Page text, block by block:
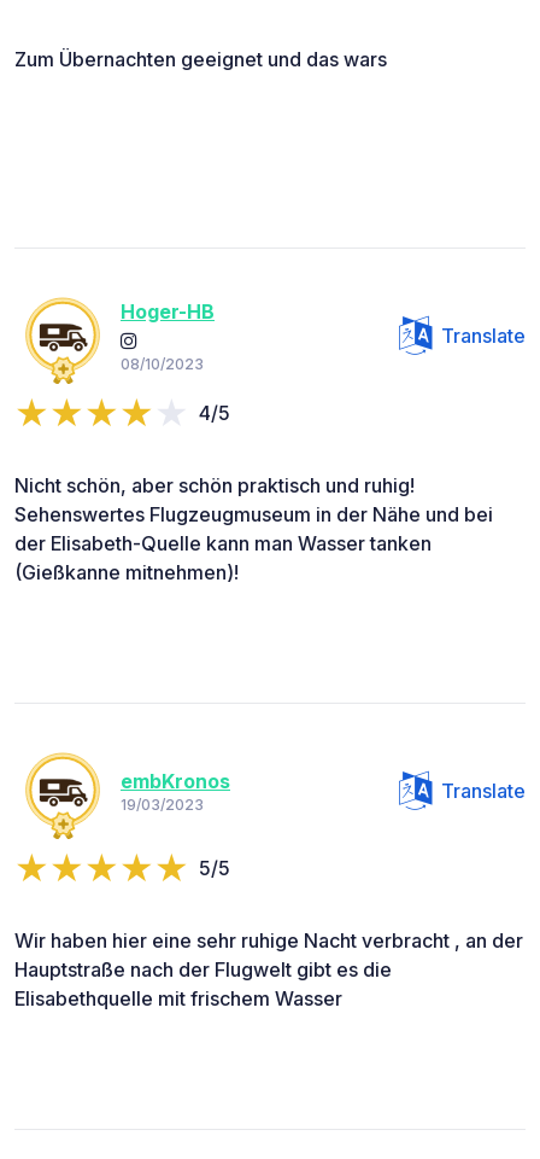
Zum Übernachten geeignet und das wars
Hoger-HB
08/10/2023
Translate
4/5
Nicht schön, aber schön praktisch und ruhig!
Sehenswertes Flugzeugmuseum in der Nähe und bei
der Elisabeth-Quelle kann man Wasser tanken
(Gießkanne mitnehmen)!
embKronos
19/03/2023
Translate
5/5
Wir haben hier eine sehr ruhige Nacht verbracht , an der
Hauptstraße nach der Flugwelt gibt es die
Elisabethquelle mit frischem Wasser